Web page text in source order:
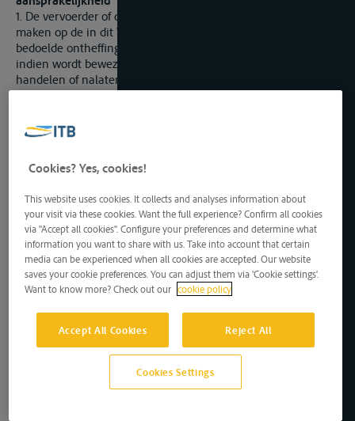
1. De vervoerder of de ondervervoerder kan geen aanspraak
maken op de in dit Verdrag of in de vervoerovereenkomst
bedoelde ontheffingen en beperkingen van aansprakelijkheid,
indien wordt bewezen dat de schade veroorzaakt is door een
handelen of nalaten van hemzelf, hetzij met de opzet een
dergelijke schade te veroorzaken, hetzij als gevolg van
schade er waarschijnlijk uit zou voortvloeien.
2. De voor de vervoerder of ondervervoerder optredende
maken op de in dit Verdrag of in de vervoerovereenkomst
indien wordt bewezen dat zij de schade hebben veroorzaakt
op de in het eerste lid omschreven wijze.
Artikel 22 Toepassing van de ontheffingen en beperkingen
van aansprakelijkheid
De in dit Verdrag voorziene of in de vervoerovereenkomst
overeengekomen ontheffingen en beperkingen zijn van
toepassing op elke vordering wegens verlies, schade of te late
aflevering van de in de vervoerovereenkomst bedoelde
goederen, ongeacht of deze vordering is gebaseerd op een
vervoerovereenkomst, op onrechtmatige daad of op een
HOOFDSTUK VI TERMIJN VOOR HET INSTELLEN VAN
Cookies? Yes, cookies!
This website uses cookies. It collects and analyses information about
your visit via these cookies. Want the full experience? Confirm all cookies
via "Accept all cookies". Configure your preferences and determine what
information you want to share with us. Take into account that certain
media can be experienced when all cookies are accepted. Our website
saves your cookie preferences. You can adjust them via 'Cookie settings'.
Want to know more? Check out our cookie policy
Accept All Cookies Reject All
Cookies Settings